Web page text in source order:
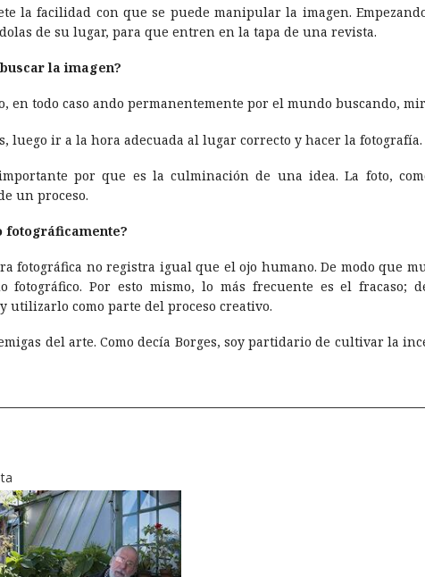
la facilidad con que se puede manipular la imagen.
de su lugar, para que entren en la tapa de una revista.
la imagen?
en todo caso ando permanentemente por el mundo buscando,
luego ir a la hora adecuada al lugar correcto y hacer la fotografí­a.
por que es la culminación de una idea. La foto,
un proceso.
fotográficamente?
fotográfica no registra igual que el ojo humano. De modo que
Por esto mismo, lo más frecuente es el fracaso;
utilizarlo como parte del proceso creativo.
del arte. Como decí­a Borges, soy partidario de cultivar la